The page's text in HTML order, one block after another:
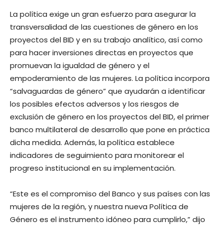
La política exige un gran esfuerzo para asegurar la
transversalidad de las cuestiones de género en los
proyectos del BID y en su trabajo analítico, así como
para hacer inversiones directas en proyectos que
promuevan la igualdad de género y el
empoderamiento de las mujeres. La política incorpora
“salvaguardas de género” que ayudarán a identificar
los posibles efectos adversos y los riesgos de
exclusión de género en los proyectos del BID, el primer
banco multilateral de desarrollo que pone en práctica
dicha medida. Además, la política establece
indicadores de seguimiento para monitorear el
progreso institucional en su implementación.
“Este es el compromiso del Banco y sus países con las
mujeres de la región, y nuestra nueva Política de
Género es el instrumento idóneo para cumplirlo,” dijo